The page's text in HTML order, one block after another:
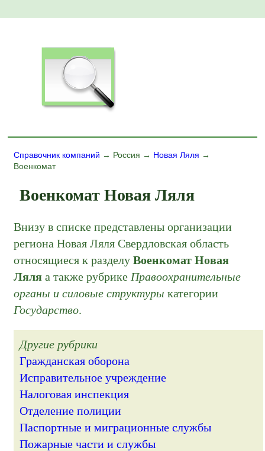
Справочник компаний → Россия → Новая Ляля →
Военкомат
Военкомат Новая Ляля
Внизу в списке представлены организации
региона Новая Ляля Свердловская область
относящиеся к разделуВоенкомат Новая
Ляля а также рубрике Правоохранительные
органы и силовые структуры категории
Государство.
Другие рубрики
Гражданская оборона
Исправительное учреждение
Налоговая инспекция
Отделение полиции
Паспортные и миграционные службы
Пожарные части и службы